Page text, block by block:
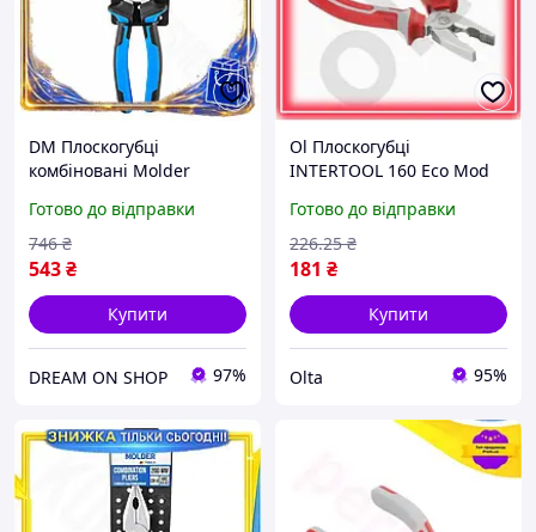
DM Плоскогубці
комбіновані Molder
для скручування дроту та
утримання деталей із
SPE|LZ
Готово до відправки
543₴
746 ₴
Купити
DREAM ON SHOP 97%
Ol Плоскогубці
INTERTOOL 160 Eco Mod
обтискання дротів і
відкушування дроту
TOP22-G
Готово до відправки
181 ₴
226.25 ₴
Купити
Olta 95%